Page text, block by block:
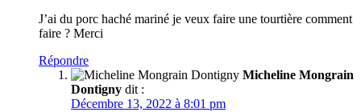
J’ai du porc haché mariné je veux faire une tourtière comment
faire ? Merci
Répondre
Micheline Mongrain
Dontigny dit :
Décembre 13, 2022 à 8:01 pm